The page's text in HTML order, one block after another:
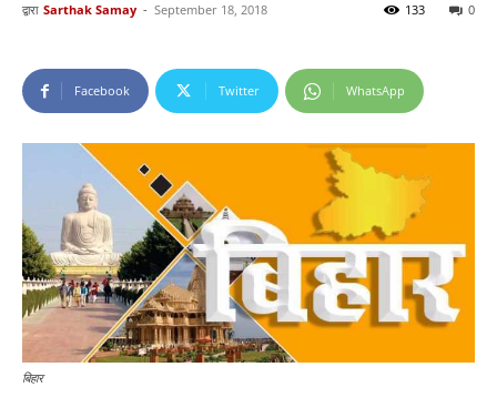
द्वारा Sarthak Samay - September 18, 2018 0
133
Facebook Twitter WhatsApp
बिहार